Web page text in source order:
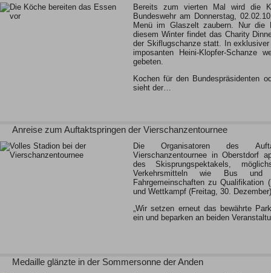
Bereits zum vierten Mal wird die
Bundeswehr am Donnerstag,
Menü im Glaszelt zaubern. Nur die
diesem Winter findet das Charity
der Skiflugschanze statt. In
imposanten Heini-Klopfer-Schanze
gebeten.
Kochen für den Bundespräsidenten
sieht der…
Anreise zum Auftaktspringen der Vierschanzentournee
Die Organisatoren des
Vierschanzentournee in Oberstdorf
des Skisprungspektakels,
Verkehrsmitteln wie Bus
Fahrgemeinschaften zu Qualifikation
und Wettkampf (Freitag, 30.
„Wir setzen erneut das bewährte
ein und beparken an beiden
Medaille glänzte in der Sommersonne der Anden